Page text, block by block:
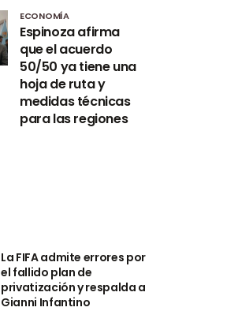
ECONOMÍA
Espinoza afirma
que el acuerdo
50/50 ya tiene una
hoja de ruta y
medidas técnicas
para las regiones
La FIFA admite errores por
el fallido plan de
privatización y respalda a
Gianni Infantino